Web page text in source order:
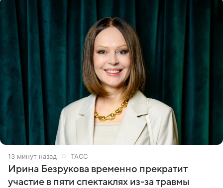
13 минут назад ТАСС
Ирина Безрукова временно прекратит
участие в пяти спектаклях из-за травмы